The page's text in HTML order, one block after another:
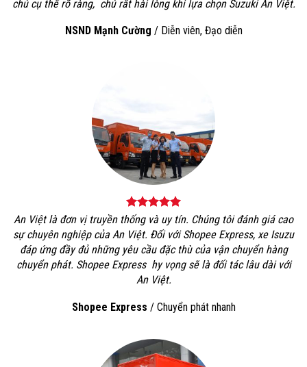
chú cụ thể rõ ràng, chú rất hài lòng khi lựa chọn Suzuki An Việt.
NSND Mạnh Cường / Diễn viên, Đạo diễn
An Việt là đơn vị truyền thống và uy tín. Chúng tôi đánh giá cao
sự chuyên nghiệp của An Việt. Đối với Shopee Express, xe Isuzu
đáp ứng đầy đủ những yêu cầu đặc thù của vận chuyển hàng
chuyển phát. Shopee Express hy vọng sẽ là đối tác lâu dài với
An Việt.
Shopee Express / Chuyển phát nhanh